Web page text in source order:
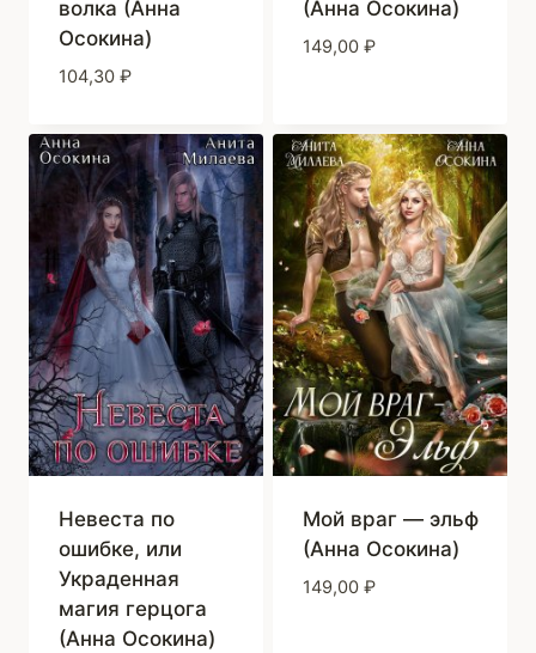
волка (Анна
Осокина)
104,30 ₽
(Анна Осокина)
149,00 ₽
Невеста по
ошибке, или
Украденная
магия герцога
(Анна Осокина)
Мой враг — эльф
(Анна Осокина)
149,00 ₽